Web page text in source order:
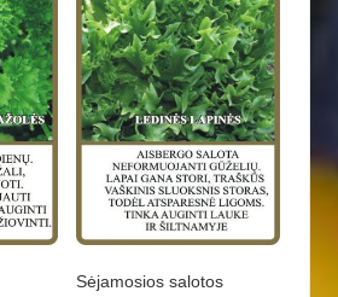
Sėjamosios salotos